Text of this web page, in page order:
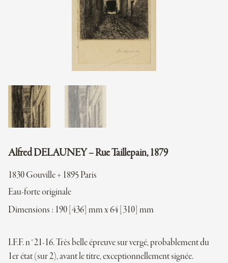
Alfred DELAUNEY – Rue Taillepain, 1879
1830 Gouville + 1895 Paris
Eau-forte originale
Dimensions : 190 [436] mm x 64 [310] mm
I.F.F. n°21-16. Très belle épreuve sur vergé, probablement du
1er état (sur 2), avant le titre, exceptionnellement signée.